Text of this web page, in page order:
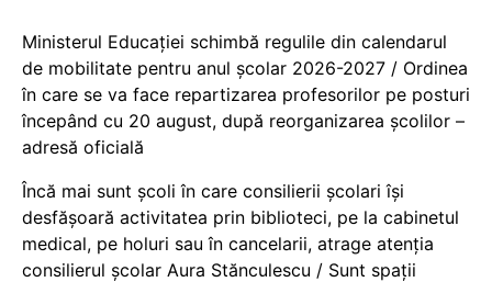
Ministerul Educației schimbă regulile din calendarul
de mobilitate pentru anul școlar 2026-2027 / Ordinea
în care se va face repartizarea profesorilor pe posturi
începând cu 20 august, după reorganizarea școlilor –
adresă oficială
Încă mai sunt școli în care consilierii școlari își
desfășoară activitatea prin biblioteci, pe la cabinetul
medical, pe holuri sau în cancelarii, atrage atenția
consilierul școlar Aura Stănculescu / Sunt spații